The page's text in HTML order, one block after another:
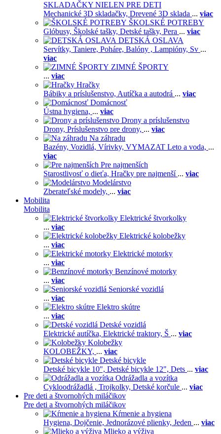
SKLADAČKY NIELEN PRE DETI
Mechanické 3D skladačky, Drevené 3D sklada ... viac
ŠKOLSKÉ POTREBY
Glóbusy, Školské tašky, Detské tašky, Pera ... viac
DETSKÁ OSLAVA
Servítky, Taniere, Poháre, Balóny , Lampióny, Sv ...
viac
ZIMNÉ ŠPORTY
... viac
Hračky
Bábiky a príslušenstvo, Autíčka a autodrá ... viac
Domácnosť
Ústna hygiena, ... viac
Drony a príslušenstvo
Drony, Príslušenstvo pre drony, ... viac
Na záhradu
Bazény, Vozidlá, Vírivky, VYMAZAT Leto a voda, ...
viac
Pre najmenších
Starostlivosť o dieťa, Hračky pre najmenší ... viac
Modelárstvo
Zberateľské modely, ... viac
Mobilita
Mobilita
Elektrické štvorkolky
... viac
Elektrické kolobežky
... viac
Elektrické motorky
... viac
Benzínové motorky
... viac
Seniorské vozidlá
... viac
Elektro skútre
... viac
Detské vozidlá
Elektrické autíčka, Elektrické traktory, Š ... viac
Kolobežky
KOLOBEŽKY, ... viac
Detské bicykle
Detské bicykle 10", Detské bicykle 12", Dets ... viac
Odrážadla a vozítka
Cykloodrážadlá , Trojkolky, Detské korčule ... viac
Pre deti a štvornohých miláčikov
Pre deti a štvornohých miláčikov
Kŕmenie a hygiena
Hygiena, Dojčenie, Jednorázové plienky, Jeden ... viac
Mlieko a výživa